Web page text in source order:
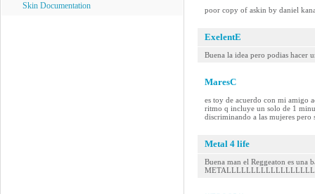
Skin Documentation poor copy of askin by daniel
ExelentE
Buena la idea pero podias hacer
MaresC
es toy de acuerdo con mi amigo
ritmo q incluye un solo de 1
discriminando a las mujeres pero
Metal 4 life
Buena man el Reggeaton es